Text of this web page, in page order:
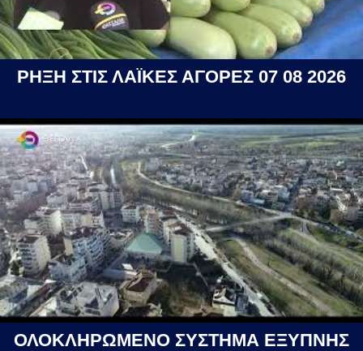
ΡΗΞΗ ΣΤΙΣ ΛΑΪΚΕΣ ΑΓΟΡΕΣ 07 08 2026
ΟΛΟΚΛΗΡΩΜΕΝΟ ΣΥΣΤΗΜΑ ΕΞΥΠΝΗΣ